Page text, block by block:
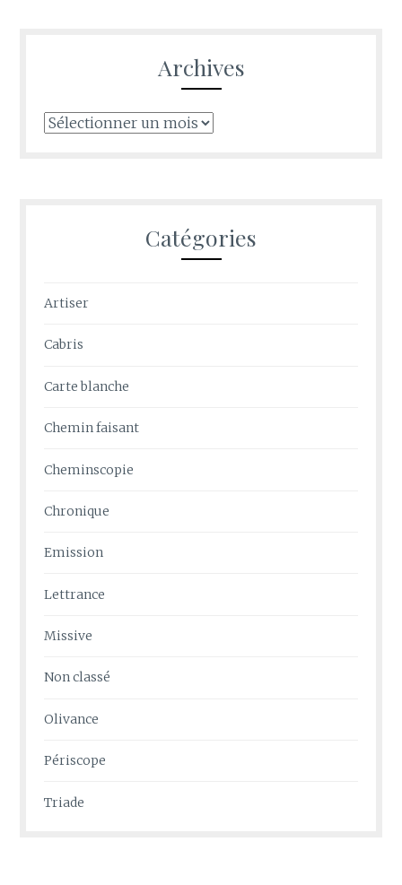
Archives
Archives
Catégories
Artiser
Cabris
Carte blanche
Chemin faisant
Cheminscopie
Chronique
Emission
Lettrance
Missive
Non classé
Olivance
Périscope
Triade